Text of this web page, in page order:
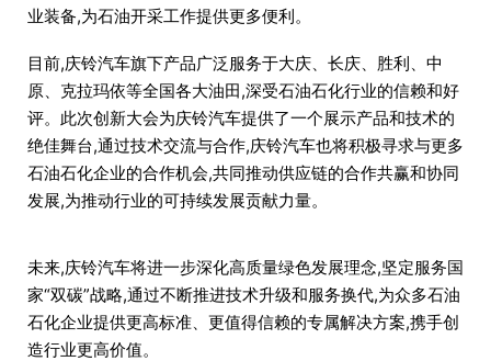
业装备,为石油开采工作提供更多便利。
目前,庆铃汽车旗下产品广泛服务于大庆、长庆、胜利、中
原、克拉玛依等全国各大油田,深受石油石化行业的信赖和好
评。此次创新大会为庆铃汽车提供了一个展示产品和技术的
绝佳舞台,通过技术交流与合作,庆铃汽车也将积极寻求与更多
石油石化企业的合作机会,共同推动供应链的合作共赢和协同
发展,为推动行业的可持续发展贡献力量。
未来,庆铃汽车将进一步深化高质量绿色发展理念,坚定服务国
家“双碳”战略,通过不断推进技术升级和服务换代,为众多石油
石化企业提供更高标准、更值得信赖的专属解决方案,携手创
造行业更高价值。